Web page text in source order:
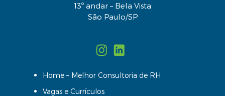
13º andar – Bela Vista
São Paulo/SP
Home – Melhor Consultoria de RH
Vagas e Currículos